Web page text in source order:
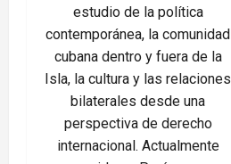
estudio de la política
contemporánea, la comunidad
cubana dentro y fuera de la
Isla, la cultura y las relaciones
bilaterales desde una
perspectiva de derecho
internacional. Actualmente